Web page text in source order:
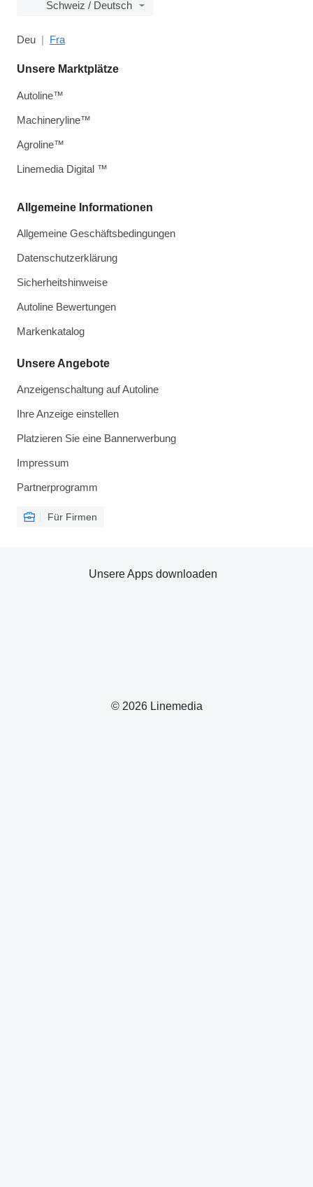
Schweiz / Deutsch
Deu Fra
Allgemeine Informationen
Allgemeine Geschäftsbedingungen
Datenschutzerklärung
Sicherheitshinweise
Autoline Bewertungen
Markenkatalog
Unsere Angebote
Anzeigenschaltung auf Autoline
Ihre Anzeige einstellen
Platzieren Sie eine Bannerwerbung
Impressum
Partnerprogramm
Für Firmen
Unsere Marktplätze
Autoline™
Machineryline™
Agroline™
Linemedia Digital ™
© 2026 Linemedia
Unsere Apps downloaden